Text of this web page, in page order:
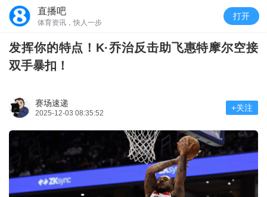
直播吧
体育资讯，快人一步
打开
发挥你的特点！K·乔治反击助飞惠特摩尔空接
双手暴扣！
赛场速递
2025-12-03 08:35:52
+关注